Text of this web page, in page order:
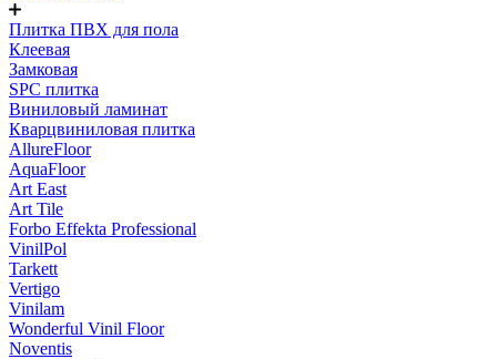
Плитка ПВХ для пола
Клеевая
Замковая
SPC плитка
Виниловый ламинат
Кварцвиниловая плитка
AllureFloor
AquaFloor
Art East
Art Tile
Forbo Effekta Professional
VinilPol
Tarkett
Vertigo
Vinilam
Wonderful Vinil Floor
Noventis